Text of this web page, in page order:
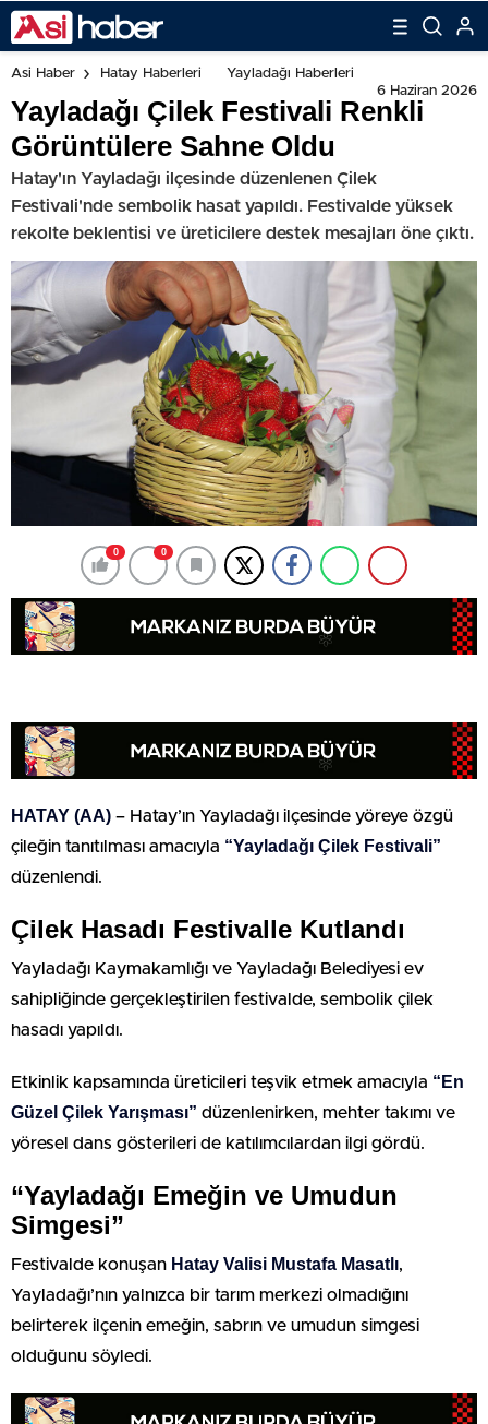
Asi Haber Hatay Haberleri
Yayladağı Haberleri
6 Haziran 2026
Yayladağı Çilek Festivali Renkli
Görüntülere Sahne Oldu
Hatay'ın Yayladağı ilçesinde düzenlenen Çilek
Festivali'nde sembolik hasat yapıldı. Festivalde yüksek
rekolte beklentisi ve üreticilere destek mesajları öne çıktı.
0 0
HATAY (AA) – Hatay’ın Yayladağı ilçesinde yöreye özgü
çileğin tanıtılması amacıyla “Yayladağı Çilek Festivali”
düzenlendi.
Çilek Hasadı Festivalle Kutlandı
Yayladağı Kaymakamlığı ve Yayladağı Belediyesi ev
sahipliğinde gerçekleştirilen festivalde, sembolik çilek
hasadı yapıldı.
Etkinlik kapsamında üreticileri teşvik etmek amacıyla “En
Güzel Çilek Yarışması” düzenlenirken, mehter takımı ve
yöresel dans gösterileri de katılımcılardan ilgi gördü.
“Yayladağı Emeğin ve Umudun
Simgesi”
Festivalde konuşan Hatay Valisi Mustafa Masatlı,
Yayladağı’nın yalnızca bir tarım merkezi olmadığını
belirterek ilçenin emeğin, sabrın ve umudun simgesi
olduğunu söyledi.